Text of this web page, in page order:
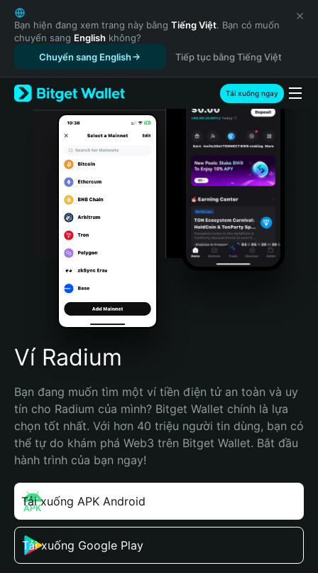
English
日本語
Tiếng Việt
Русский
Español (Latinoamérica)
Türkçe
Italiano
Português (Portugal)
Bahasa Indonesia
Português (Brasil)
Español (Argentina)
Bạn hiện đang xem trang này bằng Tiếng Việt. Bạn có muốn
chuyển sang English không?
Chuyển sang English
Tiếp tục bằng Tiếng Việt
Tải xuống ngay
Ví Radium
Bạn đang muốn tìm một ví tiền điện tử an toàn và uy
tín cho Radium của mình? Bitget Wallet chính là lựa
chọn tốt nhất. Với hơn 40 triệu người tin dùng, bạn có
thể tự do khám phá Web3 trên Bitget Wallet. Bắt đầu
hành trình của bạn ngay!
Tải xuống APK Android
Tải xuống Google Play